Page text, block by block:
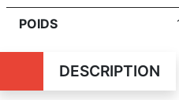
POIDS
DESCRIPTION